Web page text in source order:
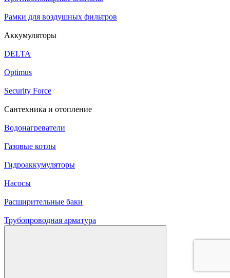
Рамки для воздушных фильтров
Аккумуляторы
DELTA
Optimus
Security Force
Сантехника и отопление
Водонагреватели
Газовые котлы
Гидроаккумуляторы
Насосы
Расширительные баки
Трубопроводная арматура